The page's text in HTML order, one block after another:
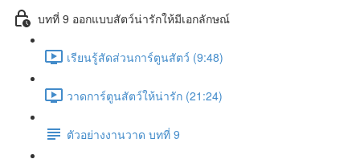
บทที่ 9 ออกแบบสัตว์น่ารักให้มีเอกลักษณ์
เรียนรู้สัดส่วนการ์ตูนสัตว์ (9:48)
วาดการ์ตูนสัตว์ให้น่ารัก (21:24)
ตัวอย่างงานวาด บทที่ 9